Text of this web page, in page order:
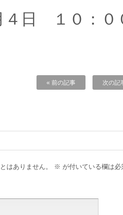
０：００
« 前の記事 次の記
はありません。 ※ が付いている欄は必